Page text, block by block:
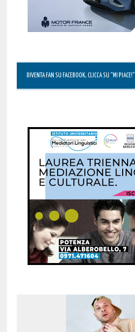
DIVENTA FAN SU FACEBOOK, CLICCA SU “MI PIACE!”